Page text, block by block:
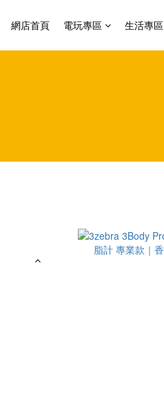
網店首頁 電玩專區 生活專區